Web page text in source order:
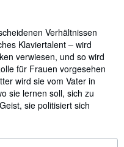
Verhältnissen
Klaviertalent – wird
verwiesen, und so wird
für Frauen vorgesehen
wird sie vom Vater in
sie lernen soll, sich zu
sie politisiert sich